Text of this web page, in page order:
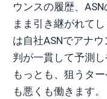
ウンスの履歴、
まま引き継がれて
は自社ASNでアナ
判が一貫して予測
もっとも、狙うタ
も悪くも働きます。